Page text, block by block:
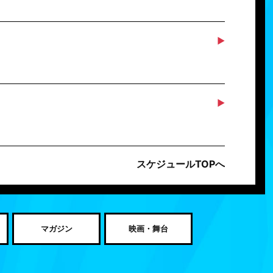
スケジュールTOPへ
マガジン 映画・舞台